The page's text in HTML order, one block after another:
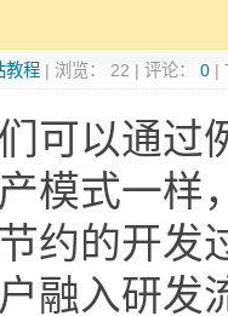
教程 | 浏览： 22 | 评论： 0 |
可以通过
模式一样
约的开发
融入研发